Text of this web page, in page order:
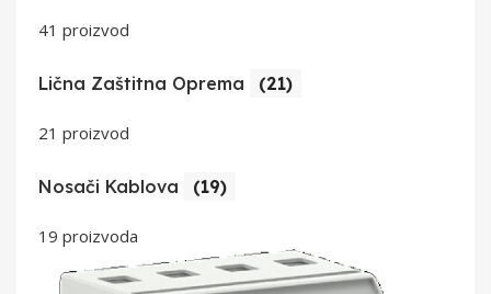
41 proizvod
Lična Zaštitna Oprema (21)
21 proizvod
Nosači Kablova (19)
19 proizvoda